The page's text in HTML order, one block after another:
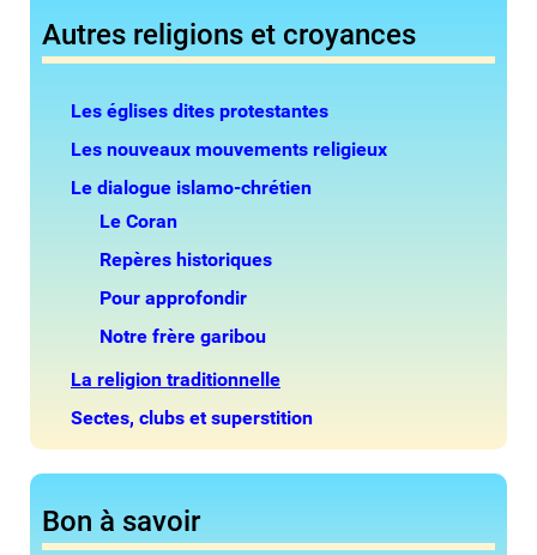
Autres religions et croyances
Les églises dites protestantes
Les nouveaux mouvements religieux
Le dialogue islamo-chrétien
Le Coran
Repères historiques
Pour approfondir
Notre frère garibou
La religion traditionnelle
Sectes, clubs et superstition
Bon à savoir